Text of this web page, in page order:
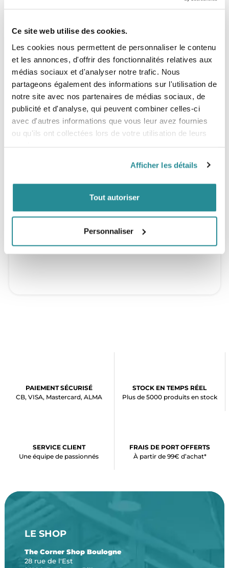
Ce site web utilise des cookies.
Les cookies nous permettent de personnaliser le contenu
et les annonces, d'offrir des fonctionnalités relatives aux
médias sociaux et d'analyser notre trafic. Nous
partageons également des informations sur l'utilisation de
notre site avec nos partenaires de médias sociaux, de
publicité et d'analyse, qui peuvent combiner celles-ci
avec d'autres informations que vous leur avez fournies
ou qu'ils ont collectées lors de votre utilisation de leurs
Afficher les détails
Tout autoriser
Personnaliser
de mousse utilise des matériaux renouvelables pour une
élimination facile avec les déchets ménagers.
- Conception poids plume :
Léger mais très absorbant,
évitant les coques lourdes ou les composants en silicone
pour un confort optimal dans les sports intenses
- Réponse adaptative aux impacts :Le BIAT utilise de l'air
emprisonné pour une absorption progressive, restant
souple pour les forces lentes et se rigidifiant rapidement
pour les impacts soudains.
- Réponse rapide aux impacts :
Contrairement aux
protections traditionnelles, BIAT réagit rapidement aux
impacts mineurs, absorbant efficacement l'énergie de
pour un confort exceptionnel, vous permettant de vous
- L : 57,5-60,5 cm
PAIEMENT SÉCURISÉ
CB, VISA, Mastercard, ALMA
STOCK EN TEMPS RÉEL
Plus de 5000 produits en stock
SERVICE CLIENT
Une équipe de passionnés
FRAIS DE PORT OFFERTS
À partir de 99€ d’achat*
LE SHOP
The Corner Shop Boulogne
28 rue de l'Est